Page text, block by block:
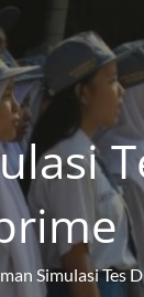
Simulasi Tes